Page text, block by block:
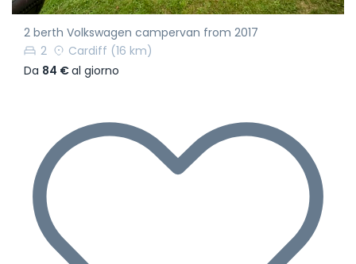
2 berth Volkswagen campervan from 2017
2
Cardiff (16 km)
Da 84 €al giorno